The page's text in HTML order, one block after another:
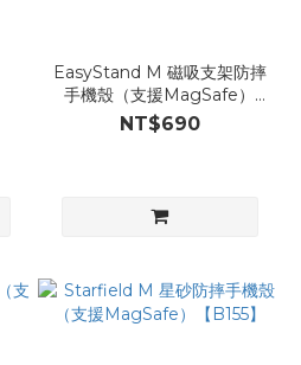
EasyStand M 磁吸支架防摔
手機殼（支援MagSafe）
【B157】
NT$690